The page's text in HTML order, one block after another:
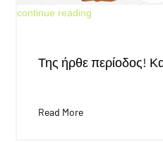
May 30, 2026
Της ήρθε περίοδος!
Read More
continue reading